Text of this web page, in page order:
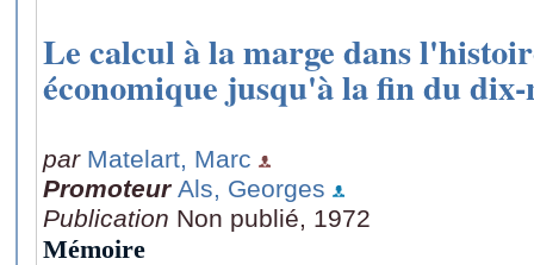
Le calcul à la marge dans
économique jusqu'à la fin du dix-
par Matelart, Marc
Promoteur Als, Georges
Publication Non publié, 1972
Mémoire